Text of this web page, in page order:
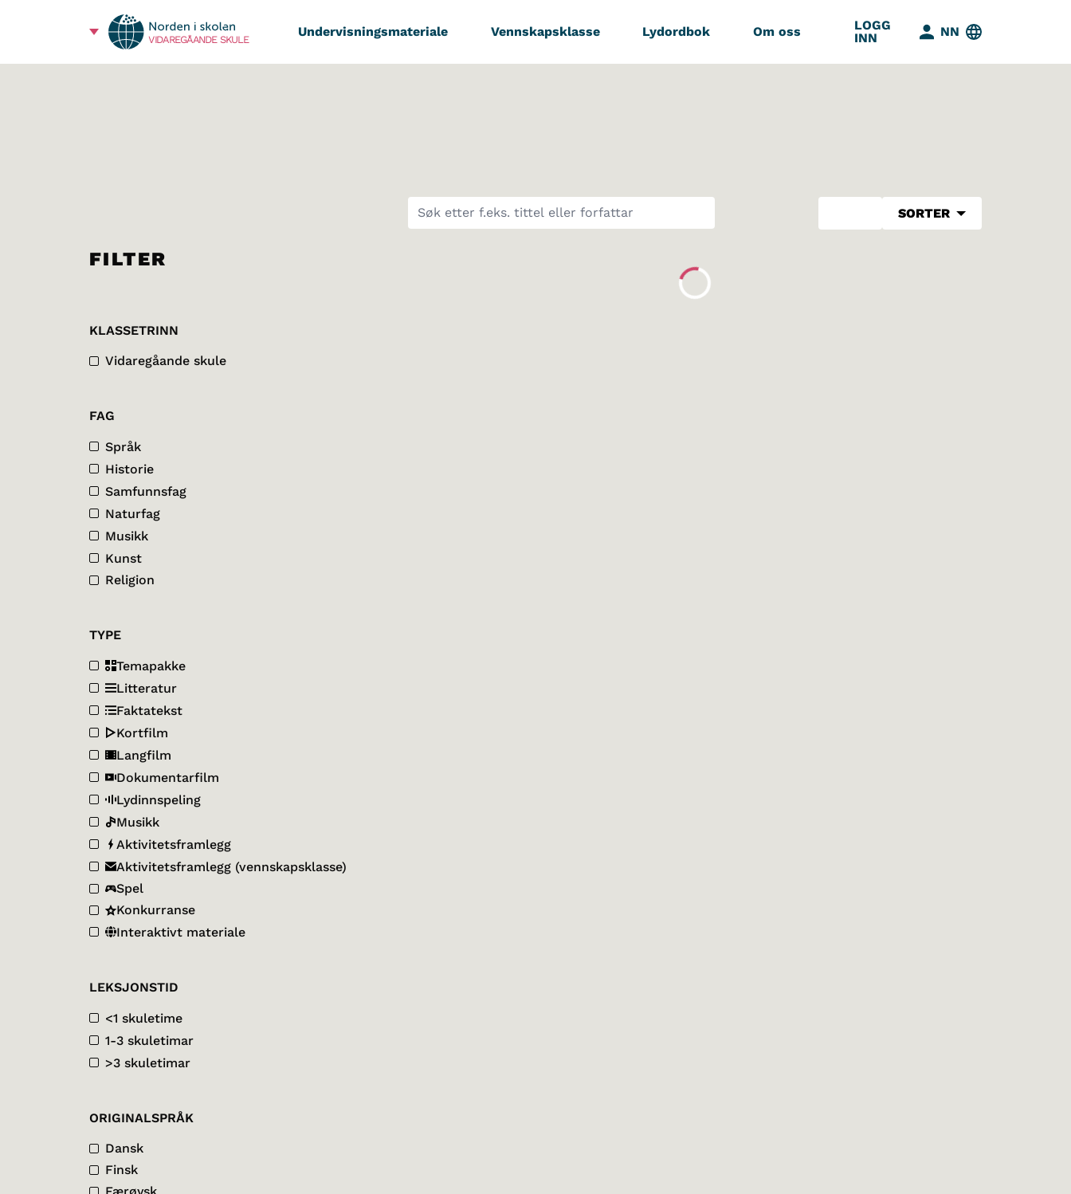
VIDAREGÅANDE SKULE
Undervisningsmateriale Vennskapsklasse Lydordbok Om oss
LOGG
INN
NN
FILTER
KLASSETRINN
Vidaregåande skule
FAG
Språk
Historie
Samfunnsfag
Naturfag
Musikk
Kunst
Religion
TYPE
Temapakke
Litteratur
Faktatekst
Kortfilm
Langfilm
Dokumentarfilm
Lydinnspeling
Musikk
Aktivitetsframlegg
Aktivitetsframlegg (vennskapsklasse)
Spel
Konkurranse
Interaktivt materiale
LEKSJONSTID
<1 skuletime
1-3 skuletimar
>3 skuletimar
ORIGINALSPRÅK
Dansk
Finsk
SORTER